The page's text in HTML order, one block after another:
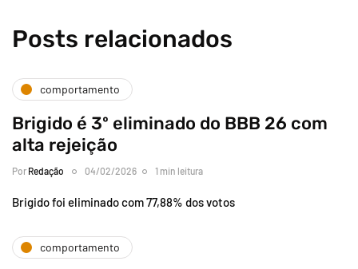
Posts relacionados
comportamento
Brigido é 3º eliminado do BBB 26 com
alta rejeição
Por Redação 04/02/2026 1 min leitura
Brigido foi eliminado com 77,88% dos votos
comportamento